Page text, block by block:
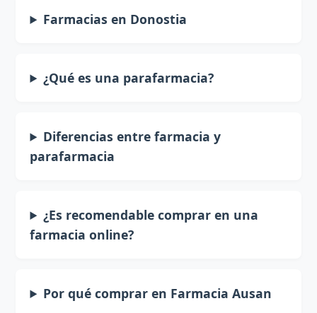
Farmacias en Donostia
¿Qué es una parafarmacia?
Diferencias entre farmacia y
parafarmacia
¿Es recomendable comprar en una
farmacia online?
Por qué comprar en Farmacia Ausan